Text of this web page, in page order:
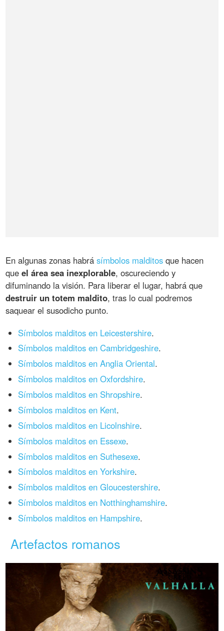
En algunas zonas habrásímbolos malditos que hacen
queel área sea inexplorable, oscureciendo y
difuminando la visión. Para liberar el lugar, habrá que
destruir un totem maldito, tras lo cual podremos
saquear el susodicho punto.
Símbolos malditos en Leicestershire.
Símbolos malditos en Cambridgeshire.
Símbolos malditos en Anglia Oriental.
Símbolos malditos en Oxfordshire.
Símbolos malditos en Shropshire.
Símbolos malditos en Kent.
Símbolos malditos en Licolnshire.
Símbolos malditos en Essexe.
Símbolos malditos en Suthesexe.
Símbolos malditos en Yorkshire.
Símbolos malditos en Gloucestershire.
Símbolos malditos en Notthinghamshire.
Símbolos malditos en Hampshire.
Artefactos romanos